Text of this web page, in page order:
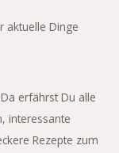
aktuelle Dinge
erfährst Du alle
interessante
Rezepte zum